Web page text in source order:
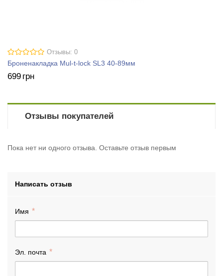
Отзывы: 0
Броненакладка Mul-t-lock SL3 40-89мм
699 грн
Отзывы покупателей
Пока нет ни одного отзыва. Оставьте отзыв первым
Написать отзыв
Имя
Эл. почта